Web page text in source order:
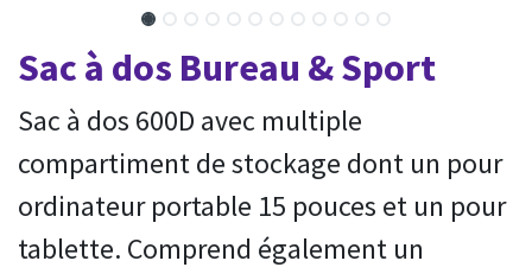
Sac à dos Bureau & Sport
Sac à dos 600D avec multiple
compartiment de stockage dont un pour
ordinateur portable 15 pouces et un pour
tablette. Comprend également un